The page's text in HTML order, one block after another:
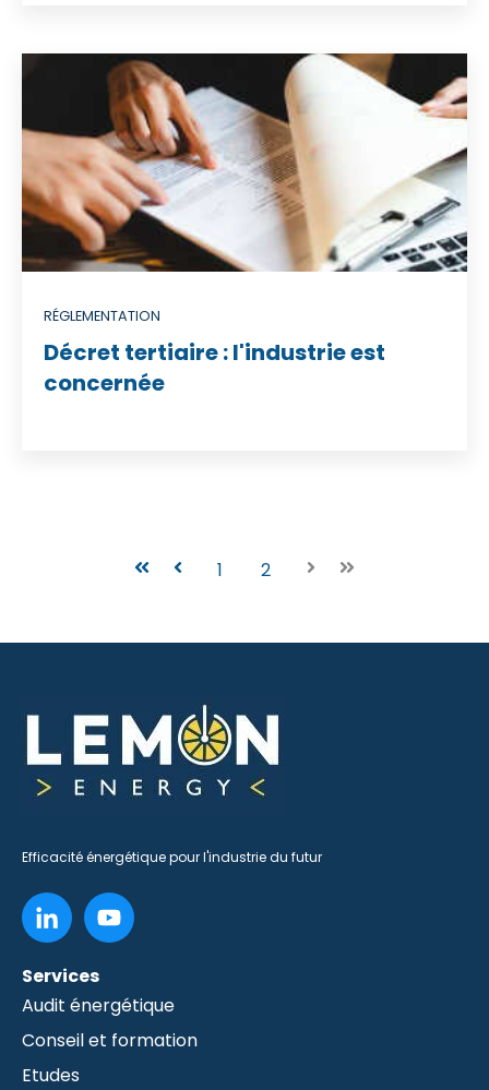
RÉGLEMENTATION
Décret tertiaire : l'industrie est
concernée
PremierPrécédent
1 2 SuivantDernier
Efficacité énergétique pour l'industrie du futur
Services
Audit énergétique
Conseil et formation
Etudes